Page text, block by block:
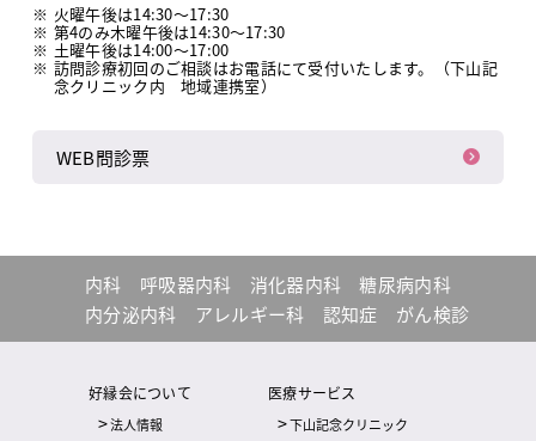
火曜午後は14:30〜17:30
第4のみ木曜午後は14:30〜17:30
土曜午後は14:00～17:00
訪問診療初回のご相談はお電話にて受付いたします。 （下山記
念クリニック内 地域連携室）
WEB問診票
内科 呼吸器内科 消化器内科
糖尿病内科
内分泌内科
アレルギー科 認知症 がん検診
好縁会について
法人情報
医療サービス
下山記念クリニック